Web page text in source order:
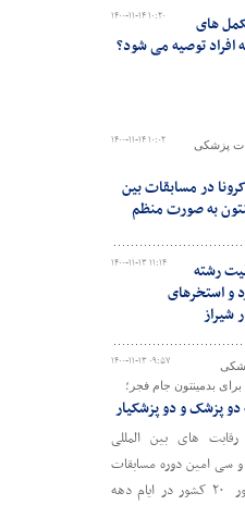
۱۴۰۰-۱۱-۱۴ ۱۰:۲۰
های
۱۴۰۰-۱۱-۱۴ ۱۰:۰۲
پزشکی
در مسابقات بین
به صورت منظم
۱۴۰۰-۱۱-۱۳ ۱۱:۱۴
رشته
و استخرهای
شیراز
۱۴۰۰-۱۱-۱۳ ۰۹:۵۷
بدمینتون جام فجر؛
دو پزشک و دو پزشکیار
های بین المللی
با حضور ۴ کشور در و سی امین دوره مسابقات
بین المللی بدمینتون بزرگسالان فجر با حضور ۲۰ کشور در ایام دهه